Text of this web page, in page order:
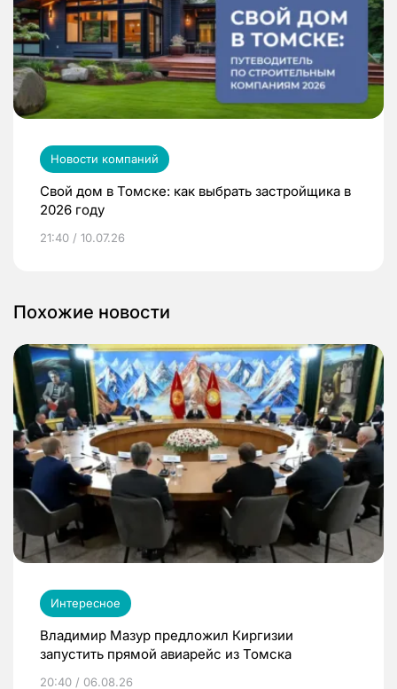
Новости компаний
Свой дом в Томске: как выбрать застройщика в
2026 году
21:40 / 10.07.26
Похожие новости
Интересное
Владимир Мазур предложил Киргизии
запустить прямой авиарейс из Томска
20:40 / 06.08.26